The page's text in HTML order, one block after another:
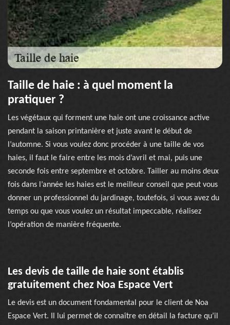
Taille de haie : à quel moment la
pratiquer ?
Les végétaux qui forment une haie ont une croissance active
pendant la saison printanière et juste avant le début de
l’automne. Si vous voulez donc procéder à une taille de vos
haies, il faut le faire entre les mois d’avril et mai, puis une
seconde fois entre septembre et octobre. Tailler au moins deux
fois dans l’année les haies est le meilleur conseil que peut vous
donner un professionnel du jardinage, toutefois, si vous avez du
temps ou que vous voulez un résultat impeccable, réalisez
l’opération de manière fréquente.
Les devis de taille de haie sont établis
gratuitement chez Noa Espace Vert
Le devis est un document fondamental pour le client de Noa
Espace Vert. Il lui permet de connaître en détail la facture qu’il